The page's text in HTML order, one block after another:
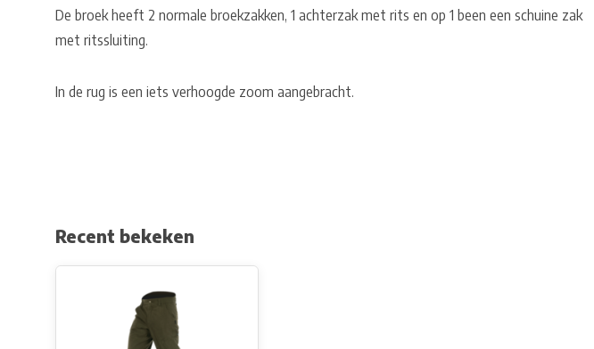
De broek heeft 2 normale broekzakken, 1 achterzak met rits en op 1 been een schuine zak
met ritssluiting.
In de rug is een iets verhoogde zoom aangebracht.
Recent bekeken